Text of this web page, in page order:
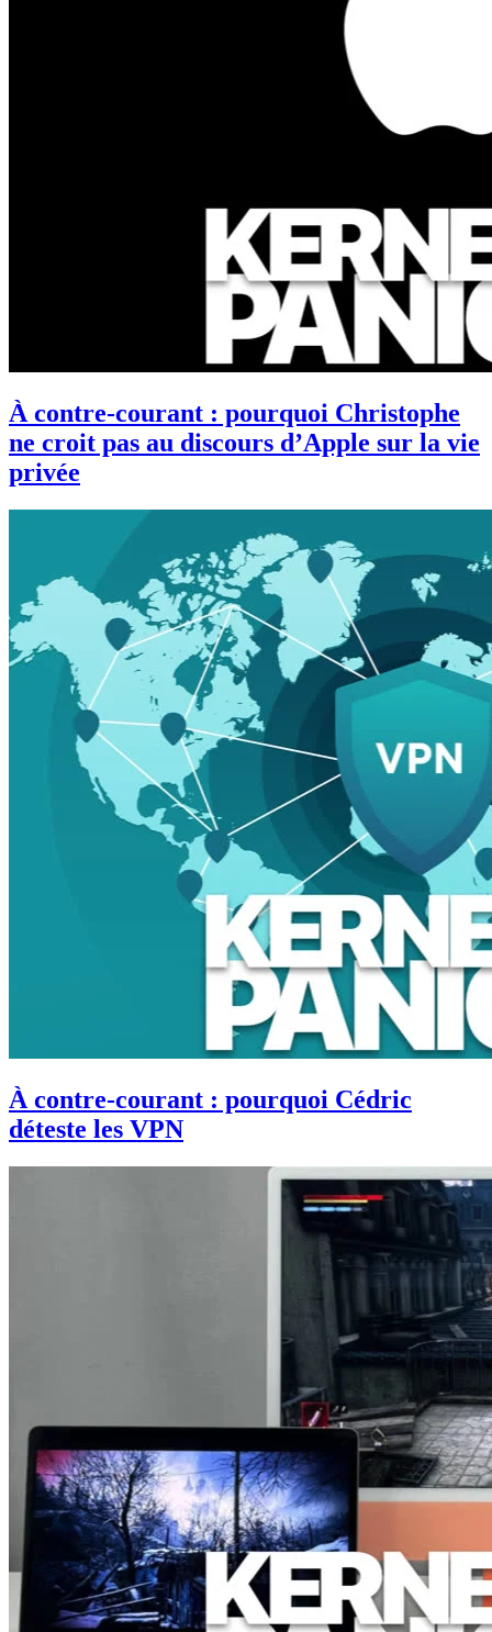
À contre-courant : pourquoi Christophe
ne croit pas au discours d’Apple sur la vie
privée
À contre-courant : pourquoi Cédric
déteste les VPN